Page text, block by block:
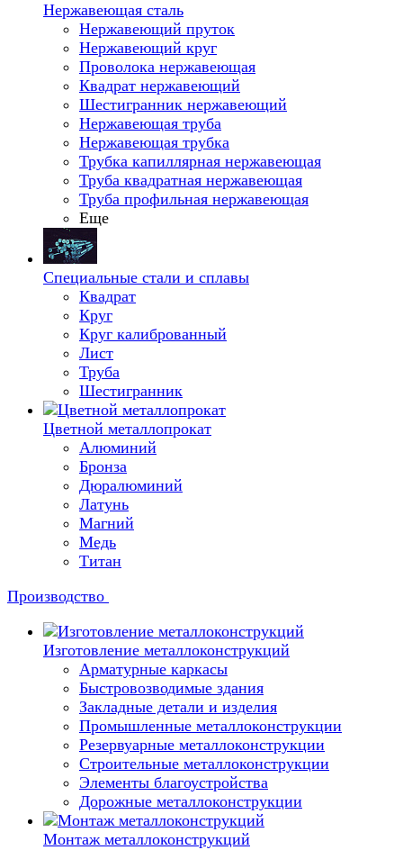
Нержавеющая сталь
Нержавеющий пруток
Нержавеющий круг
Проволока нержавеющая
Квадрат нержавеющий
Шестигранник нержавеющий
Нержавеющая труба
Нержавеющая трубка
Трубка капиллярная нержавеющая
Труба квадратная нержавеющая
Труба профильная нержавеющая
Еще
Специальные стали и сплавы
Квадрат
Круг
Круг калиброванный
Лист
Труба
Шестигранник
Цветной металлопрокат
Алюминий
Бронза
Дюралюминий
Латунь
Магний
Медь
Титан
Производство
Изготовление металлоконструкций
Арматурные каркасы
Быстровозводимые здания
Закладные детали и изделия
Промышленные металлоконструкции
Резервуарные металлоконструкции
Строительные металлоконструкции
Элементы благоустройства
Дорожные металлоконструкции
Монтаж металлоконструкций